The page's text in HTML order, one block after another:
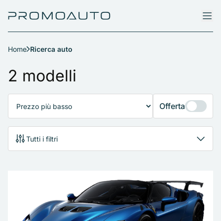
Home Ricerca auto
2 modelli
Offerta
Tutti i filtri